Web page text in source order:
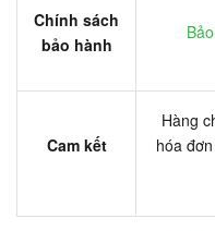
Chính sách
bảo hành
Cam kết
Hàng
hóa